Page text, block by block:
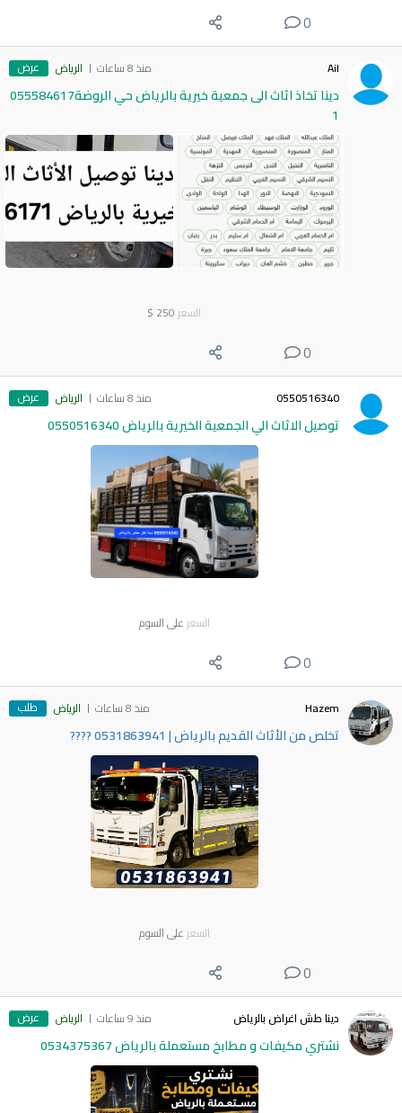
0
Ail منذ 8 ساعات الرياض عرض
دينا تخاذ اثاث الى جمعية خيرية بالرياض حي الروضة055584617
1
السعر 250
$
0
0550516340 منذ 8 ساعات الرياض عرض
توصيل الاثاث الي الجمعية الخيرية بالرياض 0550516340
السعر على السوم
0
Hazem منذ 8 ساعات الرياض طلب
​تخلص من الأثاث القديم بالرياض | 0531863941 ????
السعر على السوم
0
دينا طش اغراض بالرياض منذ 9 ساعات الرياض عرض
نشتري مكيفات و مطابخ مستعملة بالرياض 0534375367